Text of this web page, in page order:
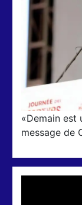
«Demain est
message de